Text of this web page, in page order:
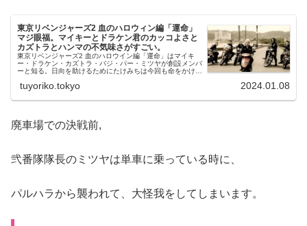
東京リベンジャーズ2 血のハロウィン編「運命」
マジ眼福。マイキーとドラケン君のカッコよさと
カズトラとハンマの不気味さがすごい。
東京リベンジャーズ2 血のハロウイン編「運命」はマイキ
ー・ドラケン・カズトラ・バジ・パー・ミツヤが創設メンバ
ーと知る。日向を助けるためにたけみちは今回も命をかけ
tuyoriko.tokyo 2024.01.08
廃車場での決戦前,
弐番隊隊長のミツヤは単車に乗っている時に、
パルハラから襲われて、大怪我をしてしまいます。